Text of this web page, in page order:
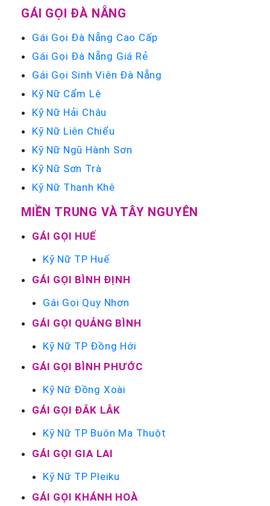
GÁI GỌI ĐÀ NẴNG
Gái Gọi Đà Nẵng Cao Cấp
Gái Gọi Đà Nẵng Giá Rẻ
Gái Gọi Sinh Viên Đà Nẵng
Kỹ Nữ Cẩm Lệ
Kỹ Nữ Hải Châu
Kỹ Nữ Liên Chiểu
Kỹ Nữ Ngũ Hành Sơn
Kỹ Nữ Sơn Trà
Kỹ Nữ Thanh Khê
MIỀN TRUNG VÀ TÂY NGUYÊN
GÁI GỌI HUẾ
Kỹ Nữ TP Huế
GÁI GỌI BÌNH ĐỊNH
Gái Gọi Quy Nhơn
GÁI GỌI QUẢNG BÌNH
Kỹ Nữ TP Đồng Hới
GÁI GỌI BÌNH PHƯỚC
Kỹ Nữ Đồng Xoài
GÁI GỌI ĐẮK LẮK
Kỹ Nữ TP Buôn Ma Thuột
GÁI GỌI GIA LAI
Kỹ Nữ TP Pleiku
GÁI GỌI KHÁNH HOÀ